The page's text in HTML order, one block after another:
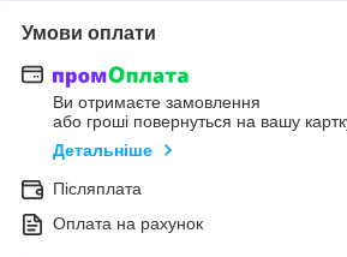
Умови оплати
Ви отримаєте замовлення
або гроші повернуться на вашу
Детальніше
Післяплата
Оплата на рахунок